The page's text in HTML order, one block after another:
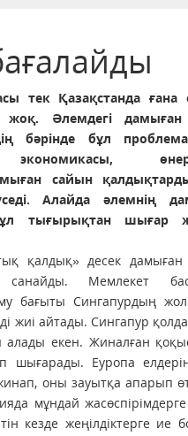
тек Қазақстанда ғана
жоқ. Әлемдегі
бәрінде бұл
сайын
Алайда әлемнің
тығырықтан шығар
қалдық» десек дамыған
Мемлекет
бағыты Сингапурдың
жиі айтады. Сингапур
екен. Жиналған
шығарады. Еуропа
оны зауытқа апарып
мұндай
кезде жеңілдіктерге ие